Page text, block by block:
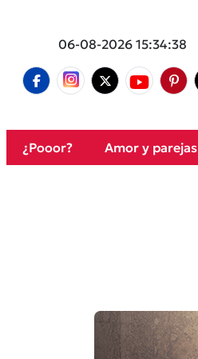
06-08-2026 15:34:38
¿Pooor? Amor y parejas